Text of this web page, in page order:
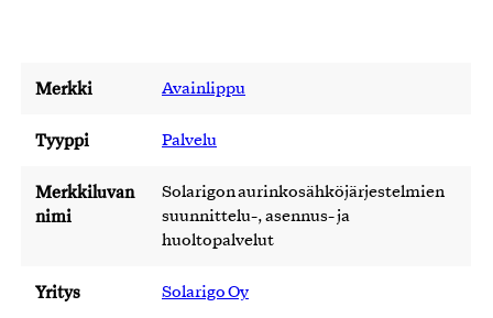
Merkki Avainlippu
Tyyppi Palvelu
Merkkiluvan
nimi
Solarigon aurinkosähköjärjestelmien
suunnittelu-, asennus- ja
huoltopalvelut
Yritys Solarigo Oy